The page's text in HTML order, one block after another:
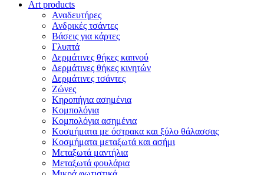
Art products
Αναδευτήρες
Ανδρικές τσάντες
Βάσεις για κάρτες
Γλυπτά
Δερμάτινες θήκες καπνού
Δερμάτινες θήκες κινητών
Δερμάτινες τσάντες
Ζώνες
Κηροπήγια ασημένια
Κομπολόγια
Κομπολόγια ασημένια
Κοσμήματα με όστρακα και ξύλο θάλασσας
Κοσμήματα μεταξωτά και ασήμι
Μεταξωτά μαντήλια
Μεταξωτά φουλάρια